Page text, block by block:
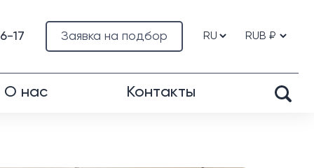
Заявка на подбор
17
О нас Контакты